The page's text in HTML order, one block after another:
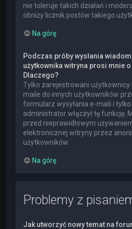
nie toleruje takich działań i
obniży licznik postów takiego
Na górę
Podczas próby wysłania
użytkownika witryna prosi mnie
Dlaczego?
Tylko zarejestrowani użytkownicy
maile do innych użytkowników
formularz wysyłania e-maili i tylko
administrator włączył tę funkcję.
przed nieprawidłowym
elektronicznej witryny przez
użytkowników.
Na górę
Problemy z
Jak utworzyć nowy temat na